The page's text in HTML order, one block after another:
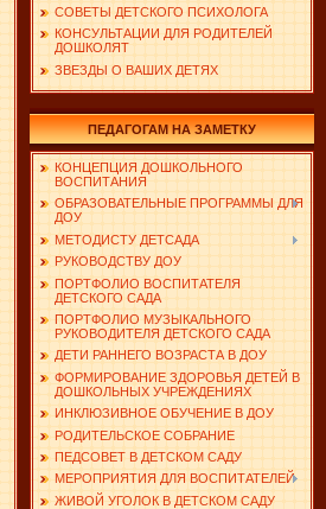
СОВЕТЫ ДЕТСКОГО ПСИХОЛОГА
КОНСУЛЬТАЦИИ ДЛЯ РОДИТЕЛЕЙ
ДОШКОЛЯТ
ЗВЕЗДЫ О ВАШИХ ДЕТЯХ
ПЕДАГОГАМ НА ЗАМЕТКУ
КОНЦЕПЦИЯ ДОШКОЛЬНОГО
ВОСПИТАНИЯ
ОБРАЗОВАТЕЛЬНЫЕ ПРОГРАММЫ ДЛЯ
ДОУ
МЕТОДИСТУ ДЕТСАДА
РУКОВОДСТВУ ДОУ
ПОРТФОЛИО ВОСПИТАТЕЛЯ
ДЕТСКОГО САДА
ПОРТФОЛИО МУЗЫКАЛЬНОГО
РУКОВОДИТЕЛЯ ДЕТСКОГО САДА
ДЕТИ РАННЕГО ВОЗРАСТА В ДОУ
ФОРМИРОВАНИЕ ЗДОРОВЬЯ ДЕТЕЙ В
ДОШКОЛЬНЫХ УЧРЕЖДЕНИЯХ
ИНКЛЮЗИВНОЕ ОБУЧЕНИЕ В ДОУ
РОДИТЕЛЬСКОЕ СОБРАНИЕ
ПЕДСОВЕТ В ДЕТСКОМ САДУ
МЕРОПРИЯТИЯ ДЛЯ ВОСПИТАТЕЛЕЙ
ЖИВОЙ УГОЛОК В ДЕТСКОМ САДУ